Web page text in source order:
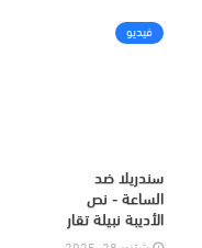
فيديو
سندريلا ضد
الساعة - نص
الأديبة نبيلة تقار